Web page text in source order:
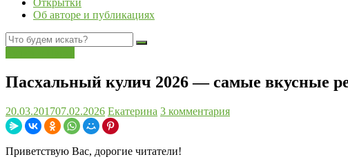
Открытки
Об авторе и публикациях
Пасхальный кулич 2026 — самые вкусные
20.03.201707.02.2026 Екатерина 3 комментария
Приветствую Вас, дорогие читатели!